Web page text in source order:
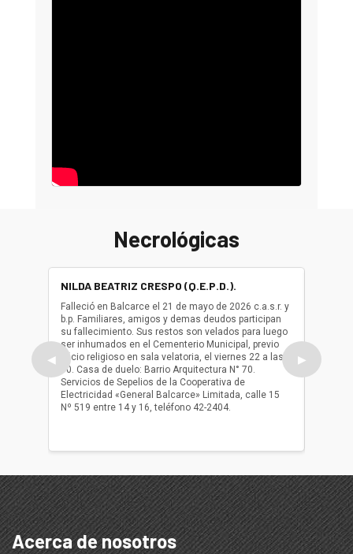
Necrológicas
◀
NILDA BEATRIZ CRESPO (Q.E.P.D.).
Falleció en Balcarce el 21 de mayo de 2026 c.a.s.r. y
b.p. Familiares, amigos y demas deudos participan
su fallecimiento. Sus restos son velados para luego
ser inhumados en el Cementerio Municipal, previo
oficio religioso en sala velatoria, el viernes 22 a las
10. Casa de duelo: Barrio Arquitectura N° 70.
Servicios de Sepelios de la Cooperativa de
Electricidad «General Balcarce» Limitada, calle 15
Nº 519 entre 14 y 16, teléfono 42-2404.
ser
oficio
▶
Acerca de nosotros